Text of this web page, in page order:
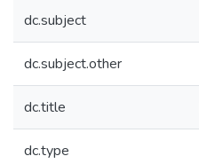
dc.subject
dc.subject.other
dc.title
dc.type